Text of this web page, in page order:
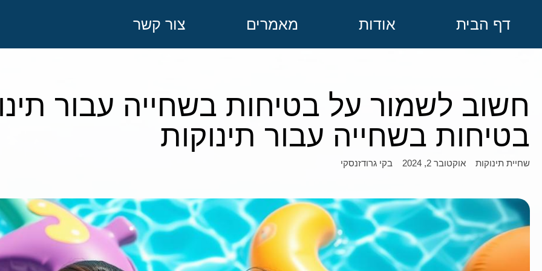
דף הבית אודות מאמרים צור קשר
חשוב לשמור על בטיחות בשחייה עבור
בטיחות בשחייה עבור תינוקות
שחיית תינוקות אוקטובר 2, 2024 בקי גרודזנסקי